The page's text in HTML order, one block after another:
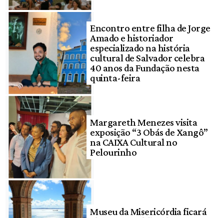
Encontro entre filha de Jorge
Amado e historiador
especializado na história
cultural de Salvador celebra
40 anos da Fundação nesta
quinta-feira
Margareth Menezes visita
exposição “3 Obás de Xangô”
na CAIXA Cultural no
Pelourinho
Museu da Misericórdia ficará